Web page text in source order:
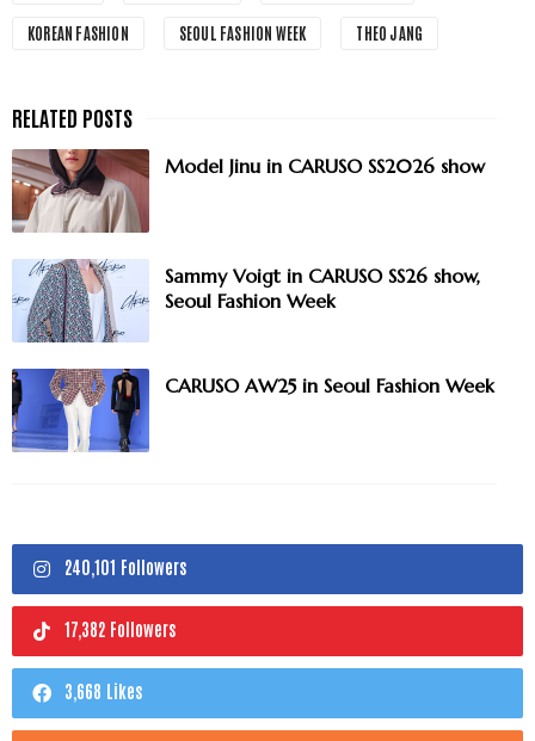
KOREAN FASHION SEOUL FASHION WEEK THEO JANG
Model Jinu in CARUSO SS2026 show
Sammy Voigt in CARUSO SS26 show,
Seoul Fashion Week
CARUSO AW25 in Seoul Fashion Week
240,101 Followers
17,382 Followers
3,668 Likes